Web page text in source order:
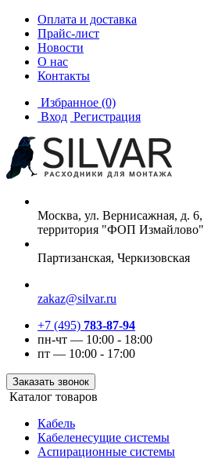
Оплата и доставка
Прайс-лист
Новости
О нас
Контакты
Избранное (0)
Вход Регистрация
Москва, ул. Вернисажная, д. 6,
территория "ФОП Измайлово"
Партизанская, Черкизовская
zakaz@silvar.ru
+7 (495) 783-87-94
пн-чт — 10:00 - 18:00
пт — 10:00 - 17:00
Заказать звонок
Каталог товаров
Кабель
Кабеленесущие системы
Аспирационные системы